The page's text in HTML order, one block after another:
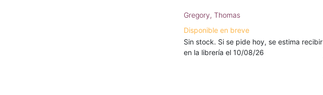
Gregory, Thomas
Disponible en breve
Sin stock. Si se pide hoy, se estima recibir
en la librería el 10/08/26